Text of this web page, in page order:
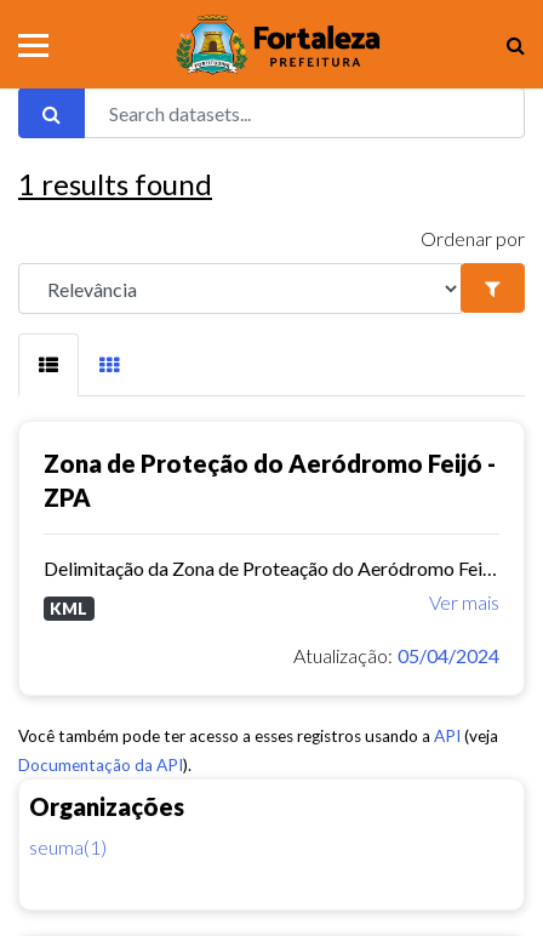
Organizações
seuma(1)
1 results found
Ordenar por
Zona de Proteção do Aeródromo Feijó -
ZPA
Ver mais
KML
Atualização: 05/04/2024
Você também pode ter acesso a esses registros usando a API (veja
Documentação da API).